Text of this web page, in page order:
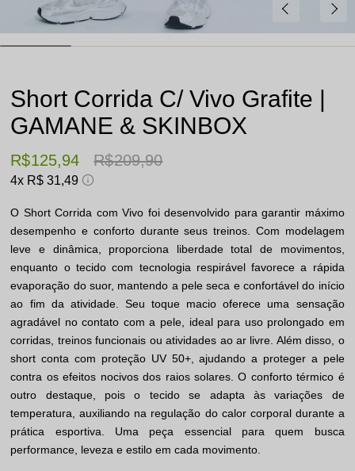
Short Corrida C/ Vivo Grafite |
GAMANE & SKINBOX
R$ 209,90
R$ 125,94
4x R$ 31,49
O Short Corrida com Vivo foi desenvolvido para garantir máximo
desempenho e conforto durante seus treinos. Com modelagem
leve e dinâmica, proporciona liberdade total de movimentos,
enquanto o tecido com tecnologia respirável favorece a rápida
evaporação do suor, mantendo a pele seca e confortável do início
ao fim da atividade. Seu toque macio oferece uma sensação
agradável no contato com a pele, ideal para uso prolongado em
corridas, treinos funcionais ou atividades ao ar livre. Além disso, o
short conta com proteção UV 50+, ajudando a proteger a pele
contra os efeitos nocivos dos raios solares. O conforto térmico é
outro destaque, pois o tecido se adapta às variações de
temperatura, auxiliando na regulação do calor corporal durante a
prática esportiva. Uma peça essencial para quem busca
performance, leveza e estilo em cada movimento.